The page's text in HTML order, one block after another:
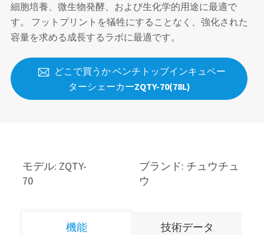
細胞培養、微生物発酵、および生化学的用途に最適で
す。 フットプリントを犠牲にすることなく、強化された
容量を求める成長するラボに最適です。
 どこで買うか ベンチトップインキュベー
ターシェーカーZQTY-70(78L)
モデル: ZQTY-
70
ブランド: チュウチュ
ウ
機能 技術データ